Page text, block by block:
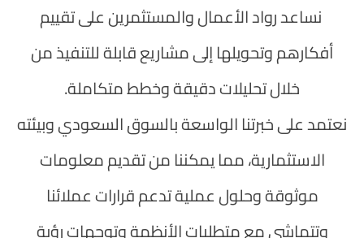
نساعد رواد الأعمال والمستثمرين على تقييم
أفكارهم وتحويلها إلى مشاريع قابلة للتنفيذ من
خلال تحليلات دقيقة وخطط متكاملة.
نعتمد على خبرتنا الواسعة بالسوق السعودي وبيئته
الاستثمارية، مما يمكننا من تقديم معلومات
موثوقة وحلول عملية تدعم قرارات عملائنا
وتتماشى مع متطلبات الأنظمة وتوجهات رؤية